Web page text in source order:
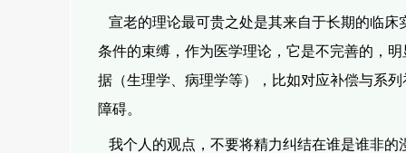
宣老的理论最可贵之处是其来自于长期的临
条件的束缚，作为医学理论，它是不完善的，
据（生理学、病理学等），比如对应补偿与系
障碍。
我个人的观点，不要将精力纠结在谁是谁非